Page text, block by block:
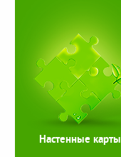
Настенные карты